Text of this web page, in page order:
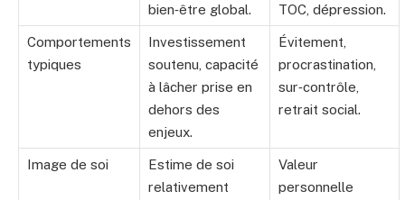
bien‑être global.
TOC, dépression.
Comportements
typiques
Investissement
soutenu, capacité
à lâcher prise en
dehors des
enjeux.
Évitement,
procrastination,
sur‑contrôle,
retrait social.
Image de soi
Estime de soi
relativement
Valeur
personnelle